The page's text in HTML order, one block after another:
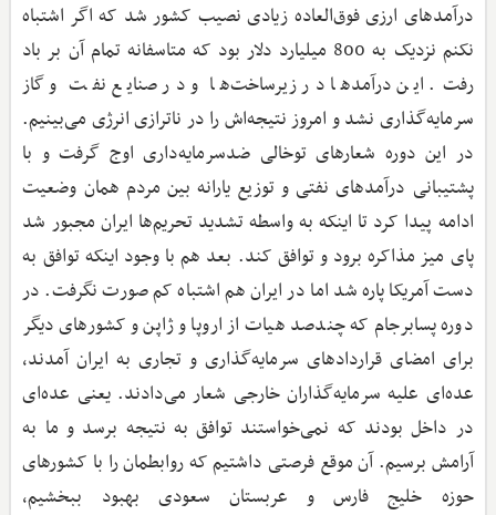
درآمدهای ارزی فوق‌العاده زیادی نصیب کشور شد که اگر اشتباه
نکنم نزدیک به 800 میلیارد دلار بود که متاسفانه تمام آن بر باد
رفت. این درآمدها در زیرساخت‌ها و در صنایع نفت و گاز
سرمایه‌گذاری نشد و امروز نتیجه‌اش را در ناترازی انرژی می‌بینیم.
در این دوره شعارهای توخالی ضدسرمایه‌داری اوج گرفت و با
پشتیبانی درآمدهای نفتی و توزیع یارانه بین مردم همان وضعیت
ادامه پیدا کرد تا اینکه به واسطه تشدید تحریم‌ها ایران مجبور شد
پای میز مذاکره برود و توافق کند. بعد هم با وجود اینکه توافق به
دست آمریکا پاره شد اما در ایران هم اشتباه کم صورت نگرفت. در
دوره پسابرجام که چندصد هیات از اروپا و ژاپن و کشورهای دیگر
برای امضای قراردادهای سرمایه‌گذاری و تجاری به ایران آمدند،
عده‌ای علیه‌ سرمایه‌گذاران خارجی شعار می‌دادند. یعنی عده‌ای
در داخل بودند که نمی‌خواستند توافق به نتیجه برسد و ما به
آرامش برسیم. آن موقع فرصتی داشتیم که روابطمان را با کشورهای
حوزه خلیج فارس و عربستان سعودی بهبود ببخشیم،